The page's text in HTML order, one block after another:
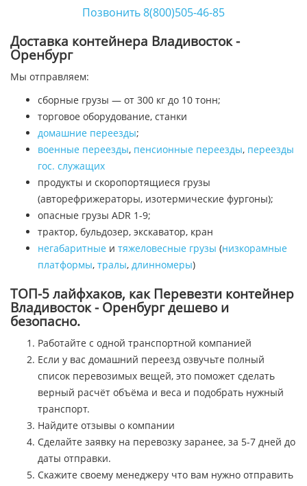
Позвонить 8(800)505-46-85
Доставка контейнера Владивосток -
Оренбург
Мы отправляем:
сборные грузы — от 300 кг до 10 тонн;
торговое оборудование, станки
домашние переезды;
военные переезды, пенсионные переезды, переезды
гос. служащих
продукты и скоропортящиеся грузы
(авторефрижераторы, изотермические фургоны);
опасные грузы ADR 1-9;
трактор, бульдозер, экскаватор, кран
негабаритные и тяжеловесные грузы (низкорамные
платформы, тралы, длинномеры)
ТОП-5 лайфхаков, как Перевезти контейнер
Владивосток - Оренбург дешево и
безопасно.
Работайте с одной транспортной компанией
Если у вас домашний переезд озвучьте полный
список перевозимых вещей, это поможет сделать
верный расчёт объёма и веса и подобрать нужный
транспорт.
Найдите отзывы о компании
Сделайте заявку на перевозку заранее, за 5-7 дней до
даты отправки.
Скажите своему менеджеру что вам нужно отправить